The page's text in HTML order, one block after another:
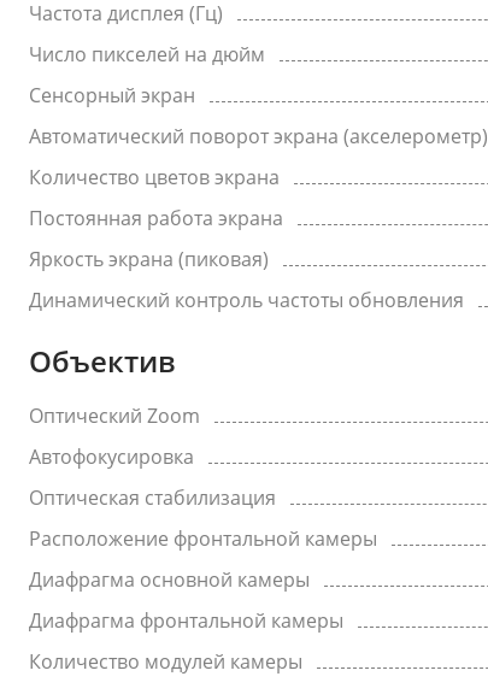
Частота дисплея (Гц)
Число пикселей на дюйм
Сенсорный экран
Автоматический поворот экрана (акселерометр)
Количество цветов экрана
Постоянная работа экрана
Яркость экрана (пиковая)
Динамический контроль частоты обновления
Объектив
Оптический Zoom
Автофокусировка
Оптическая стабилизация
Расположение фронтальной камеры
Диафрагма основной камеры
Диафрагма фронтальной камеры
Количество модулей камеры